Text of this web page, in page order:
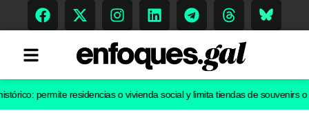
residencias o vivienda social y limita tiendas de souvenirs o